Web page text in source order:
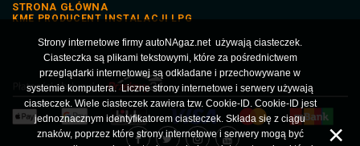
STRONA GŁÓWNA
KME PRODUCENT INSTALACJI LPG
Strony internetowe firmy autoNAgaz.net używają ciasteczek.
Ciasteczka są plikami tekstowymi, które za pośrednictwem
przeglądarki internetowej są odkładane i przechowywane w
systemie komputera. Liczne strony internetowe i serwery używają
ciasteczek. Wiele ciasteczek zawiera tzw. Cookie-ID. Cookie-ID jest
jednoznacznym identyfikatorem ciasteczek. Składa się z ciągu
znaków, poprzez które strony internetowe i serwery mogą być